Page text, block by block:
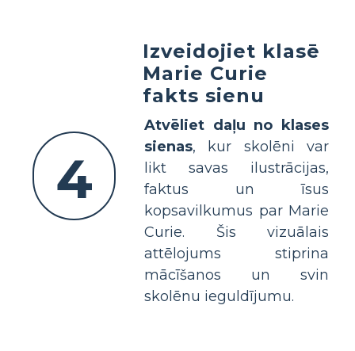
4
Izveidojiet klasē
Marie Curie
fakts sienu
Atvēliet daļu no klases
sienas, kur skolēni var
likt savas ilustrācijas,
faktus un īsus
kopsavilkumus par Marie
Curie. Šis vizuālais
attēlojums stiprina
mācīšanos un svin
skolēnu ieguldījumu.